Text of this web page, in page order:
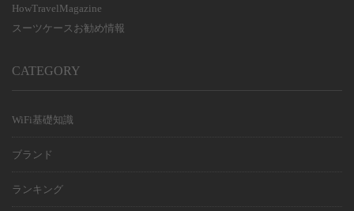
HowTravelMagazine
スーツケースお勧め情報
CATEGORY
WiFi基礎知識
ブランド
ランキング